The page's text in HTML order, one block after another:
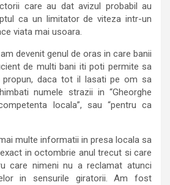
care au dat avizul probabil au
ca un limitator de viteza intr-un
viata mai usoara.
devenit genul de oras in care banii
de multi bani iti poti permite sa
propun, daca tot il lasati pe om sa
numele strazii in “Gheorghe
locala”, sau “pentru ca
multe informatii in presa locala sa
in octombrie anul trecut si care
care nimeni nu a reclamat atunci
in sensurile giratorii. Am fost